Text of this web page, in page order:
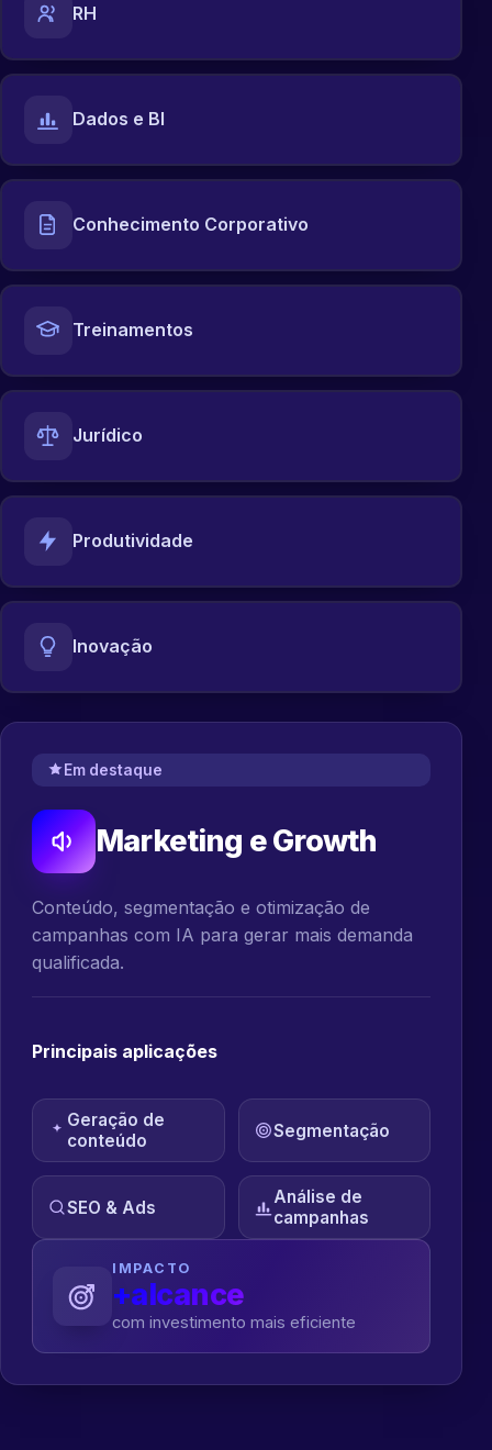
RH
Dados e BI
Conhecimento Corporativo
Treinamentos
Jurídico
Produtividade
Inovação
Em destaque
Marketing e Growth
Conteúdo, segmentação e otimização de
campanhas com IA para gerar mais demanda
qualificada.
Principais aplicações
Geração de
conteúdo
Segmentação
SEO & Ads
Análise de
campanhas
IMPACTO
+alcance
com investimento mais eficiente